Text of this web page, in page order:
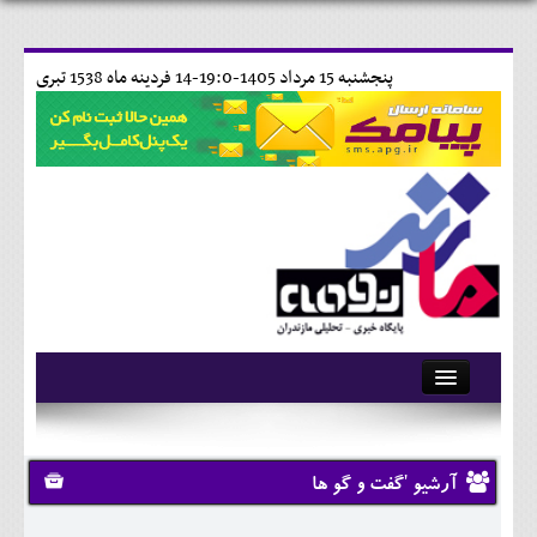
14 فردينه ماه 1538 تبری پنجشنبه 15 مرداد 1405-19:0-
آرشیو
تماس با ما
وبلاگ
آرشیو 'گفت و گو ها